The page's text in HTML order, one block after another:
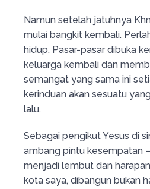
Namun setelah jatuhnya
mulai bangkit kembali.
hidup. Pasar-pasar dibuka
keluarga kembali dan
semangat yang sama ini
kerinduan akan sesuatu
lalu.
Sebagai pengikut Yesus di
ambang pintu kesempatan
menjadi lembut dan
kota saya, dibangun bukan